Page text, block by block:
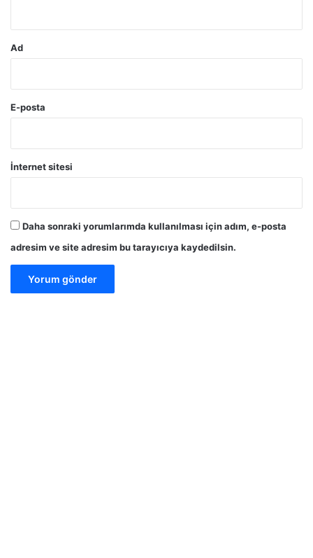
Ad
E-posta
İnternet sitesi
Daha sonraki yorumlarımda kullanılması için adım, e-posta
adresim ve site adresim bu tarayıcıya kaydedilsin.